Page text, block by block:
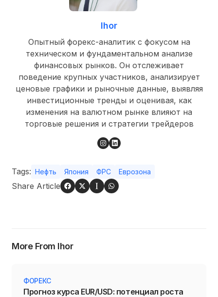
Ihor
Опытный форекс-аналитик с фокусом на
техническом и фундаментальном анализе
финансовых рынков. Он отслеживает
поведение крупных участников, анализирует
ценовые графики и рыночные данные, выявляя
инвестиционные тренды и оценивая, как
изменения на валютном рынке влияют на
торговые решения и стратегии трейдеров
Tags: Нефть Япония ФРС Еврозона
Share Article
More From Ihor
ФОРЕКС
Прогноз курса EUR/USD: потенциал роста